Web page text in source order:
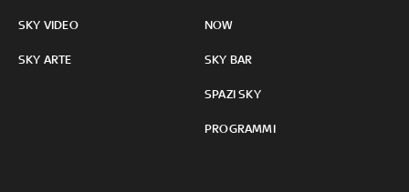
SKY VIDEO
SKY ARTE
NOW
SKY BAR
SPAZI SKY
PROGRAMMI